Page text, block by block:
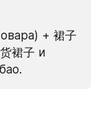
+ 裙子
裙子 и